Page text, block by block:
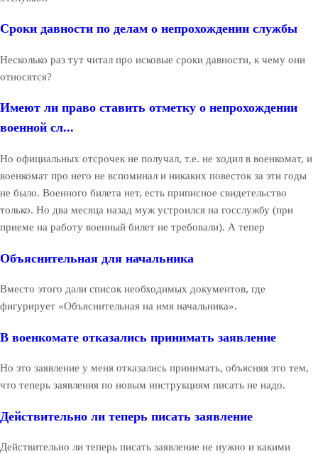
Сроки давности по делам о непрохождении службы
Несколько раз тут читал про исковые сроки давности, к чему они
относятся?
Имеют ли право ставить отметку о непрохождении
военной сл...
Но официальных отсрочек не получал, т.е. не ходил в военкомат, и
военкомат про него не вспоминал и никаких повесток за эти годы
не было. Военного билета нет, есть приписное свидетельство
только. Но два месяца назад муж устроился на госслужбу (при
приеме на работу военный билет не требовали). А тепер
Объяснительная для начальника
Вместо этого дали список необходимых документов, где
фигурирует «Объяснительная на имя начальника».
В военкомате отказались принимать заявление
Но это заявление у меня отказались принимать, объясняя это тем,
что теперь заявления по новым инструкциям писать не надо.
Действительно ли теперь писать заявление
Действительно ли теперь писать заявление не нужно и какими